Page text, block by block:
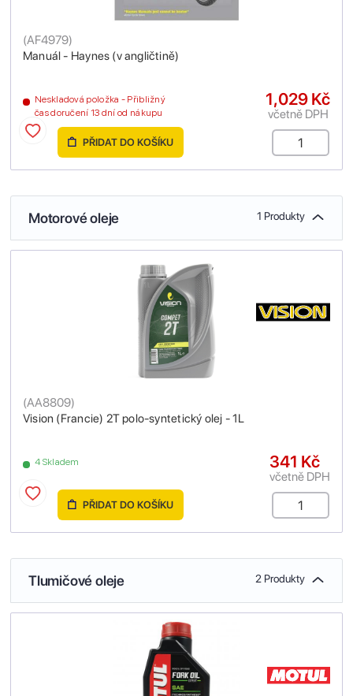
Manuál - Haynes (v angličtině)
(AF4979)
Neskladová položka - Přibližný
čas doručení 13 dní od nákupu
1,029 Kč
včetně DPH
PŘIDAT DO KOŠÍKU
Motorové oleje 1 Produkty
Vision (Francie) 2T polo-syntetický olej - 1L
(AA8809)
4 Skladem 341 Kč
včetně DPH
PŘIDAT DO KOŠÍKU
Tlumičové oleje 2 Produkty